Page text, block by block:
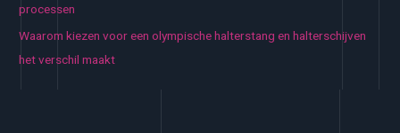
processen
Waarom kiezen voor een olympische halterstang en halterschijven
het verschil maakt